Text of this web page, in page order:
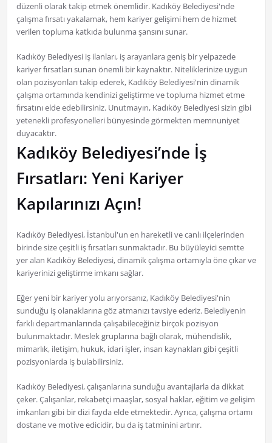
düzenli olarak takip etmek önemlidir. Kadıköy Belediyesi'nde
çalışma fırsatı yakalamak, hem kariyer gelişimi hem de hizmet
verilen topluma katkıda bulunma şansını sunar.
Kadıköy Belediyesi iş ilanları, iş arayanlara geniş bir yelpazede
kariyer fırsatları sunan önemli bir kaynaktır. Niteliklerinize uygun
olan pozisyonları takip ederek, Kadıköy Belediyesi'nin dinamik
çalışma ortamında kendinizi geliştirme ve topluma hizmet etme
fırsatını elde edebilirsiniz. Unutmayın, Kadıköy Belediyesi sizin gibi
yetenekli profesyonelleri bünyesinde görmekten memnuniyet
duyacaktır.
Kadıköy Belediyesi’nde İş
Fırsatları: Yeni Kariyer
Kapılarınızı Açın!
Kadıköy Belediyesi, İstanbul'un en hareketli ve canlı ilçelerinden
birinde size çeşitli iş fırsatları sunmaktadır. Bu büyüleyici semtte
yer alan Kadıköy Belediyesi, dinamik çalışma ortamıyla öne çıkar ve
kariyerinizi geliştirme imkanı sağlar.
Eğer yeni bir kariyer yolu arıyorsanız, Kadıköy Belediyesi'nin
sunduğu iş olanaklarına göz atmanızı tavsiye ederiz. Belediyenin
farklı departmanlarında çalışabileceğiniz birçok pozisyon
bulunmaktadır. Meslek gruplarına bağlı olarak, mühendislik,
mimarlık, iletişim, hukuk, idari işler, insan kaynakları gibi çeşitli
pozisyonlarda iş bulabilirsiniz.
Kadıköy Belediyesi, çalışanlarına sunduğu avantajlarla da dikkat
çeker. Çalışanlar, rekabetçi maaşlar, sosyal haklar, eğitim ve gelişim
imkanları gibi bir dizi fayda elde etmektedir. Ayrıca, çalışma ortamı
dostane ve motive edicidir, bu da iş tatminini artırır.